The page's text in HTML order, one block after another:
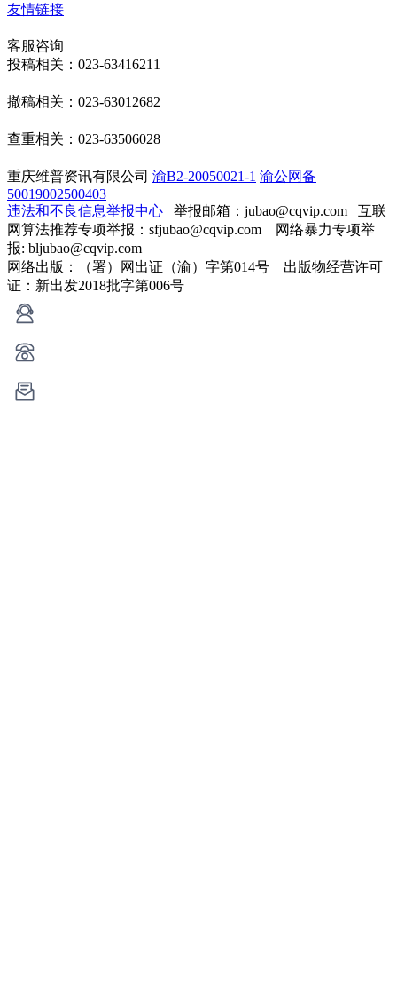
友情链接
客服咨询
投稿相关：023-63416211
撤稿相关：023-63012682
查重相关：023-63506028
重庆维普资讯有限公司 渝B2-20050021-1 渝公网备
50019002500403
违法和不良信息举报中心 举报邮箱：jubao@cqvip.com 互联
网算法推荐专项举报：sfjubao@cqvip.com 网络暴力专项举
报: bljubao@cqvip.com
网络出版：（署）网出证（渝）字第014号 出版物经营许可
证：新出发2018批字第006号